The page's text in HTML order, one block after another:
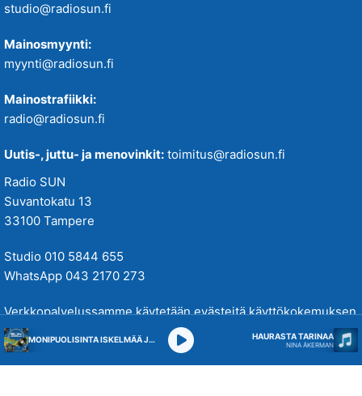
studio@radiosun.fi
Mainosmyynti:
myynti@radiosun.fi
Mainostrafiikki:
radio@radiosun.fi
Uutis-, juttu- ja menovinkit: toimitus@radiosun.fi
Radio SUN
Suvantokatu 13
33100 Tampere
Studio 010 5844 655
WhatsApp 043 2170 273
Verkkopalvelussamme käytetään evästeitä käyttökokemuksen
parantamiseksi. Tutustu tietosuojakäytäntöihimmetäällä.
MONIPUOLISINTA ISKELMÄÄ JA PARASTA POPPIA HAURASTA TARINAA
NINA ÅKERMAN